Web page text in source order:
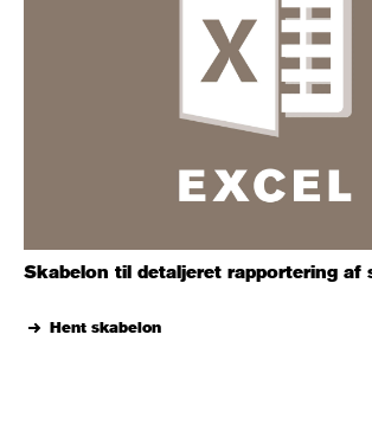
Skabelon til detaljeret rapportering af
Hent skabelon